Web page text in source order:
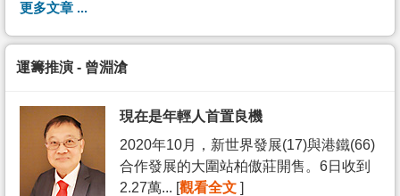
更多文章 ...
運籌推演 - 曾淵滄
現在是年輕人首置良機
2020年10月，新世界發展(17)與港鐵(66)
合作發展的大圍站柏傲莊開售。6日收到
2.27萬... [觀看全文 ]